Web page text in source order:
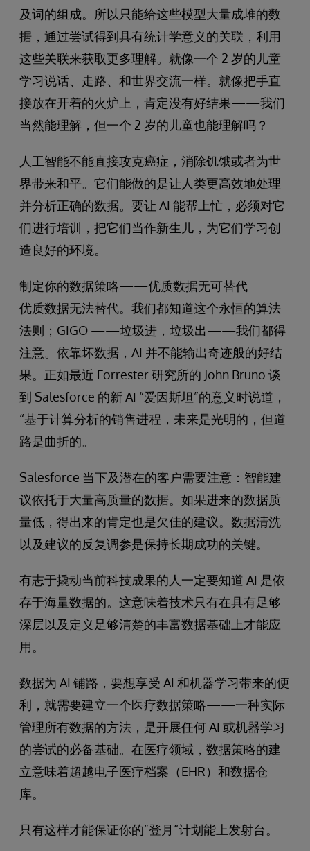
及词的组成。所以只能给这些模型大量成堆的数
据，通过尝试得到具有统计学意义的关联，利用
这些关联来获取更多理解。就像一个 2 岁的儿童
学习说话、走路、和世界交流一样。就像把手直
接放在开着的火炉上，肯定没有好结果——我们
当然能理解，但一个 2 岁的儿童也能理解吗？
人工智能不能直接攻克癌症，消除饥饿或者为世
界带来和平。它们能做的是让人类更高效地处理
并分析正确的数据。要让 AI 能帮上忙，必须对它
们进行培训，把它们当作新生儿，为它们学习创
造良好的环境。
制定你的数据策略——优质数据无可替代
优质数据无法替代。我们都知道这个永恒的算法
法则；GIGO ——垃圾进，垃圾出——我们都得
注意。依靠坏数据，AI 并不能输出奇迹般的好结
果。正如最近 Forrester 研究所的 John Bruno 谈
到 Salesforce 的新 AI “爱因斯坦”的意义时说道，
“基于计算分析的销售进程，未来是光明的，但道
路是曲折的。
Salesforce 当下及潜在的客户需要注意：智能建
议依托于大量高质量的数据。如果进来的数据质
量低，得出来的肯定也是欠佳的建议。数据清洗
以及建议的反复调参是保持长期成功的关键。
有志于撬动当前科技成果的人一定要知道 AI 是依
存于海量数据的。这意味着技术只有在具有足够
深层以及定义足够清楚的丰富数据基础上才能应
用。
数据为 AI 铺路，要想享受 AI 和机器学习带来的便
利，就需要建立一个医疗数据策略——一种实际
管理所有数据的方法，是开展任何 AI 或机器学习
的尝试的必备基础。在医疗领域，数据策略的建
立意味着超越电子医疗档案（EHR）和数据仓
库。
只有这样才能保证你的”登月“计划能上发射台。